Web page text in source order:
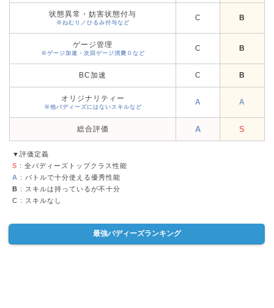
状態異常・妨害状態付与
※ねむり／ひるみ付与など
C B
ゲージ管理
※ゲージ加速・次回ゲージ消費０など
C B
BC加速 C B
オリジナリティー
※他バディーズにはないスキルなど
A A
総合評価 A S
▼評価定義
S : 全バディーズトップクラス性能
A : バトルで十分使える優秀性能
B : スキルは持っているが不十分
C : スキルなし
最強バディーズランキング